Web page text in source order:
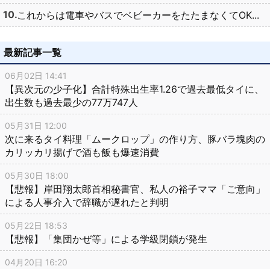
これからは電車やバスでベビーカーをたたまなくてOK...
最新記事一覧
06月02日 14:41
【異次元の少子化】合計特殊出生率1.26で過去最低タイに、
出生数も過去最少の77万747人
05月31日 12:00
次に来るタイ料理「ムークロップ」の作り方、豚バラ塊肉の
カリッカリ揚げで酒も飯も爆速消費
05月30日 18:00
【悲報】岸田翔太郎首相秘書官、私人の裕子ママ「ご意向」
による人事介入で辞職が遅れたと判明
05月22日 18:53
【悲報】「集団かぜ等」による学級閉鎖が発生
04月20日 16:20